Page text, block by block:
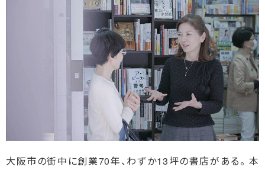
EN 検索 番組表
大阪市の街中に創業70年、わずか13坪の書店がある。 本